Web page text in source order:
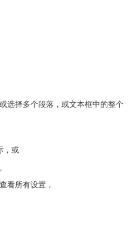
选择多个段落，或文本框中的整个
，或
看所有设置，